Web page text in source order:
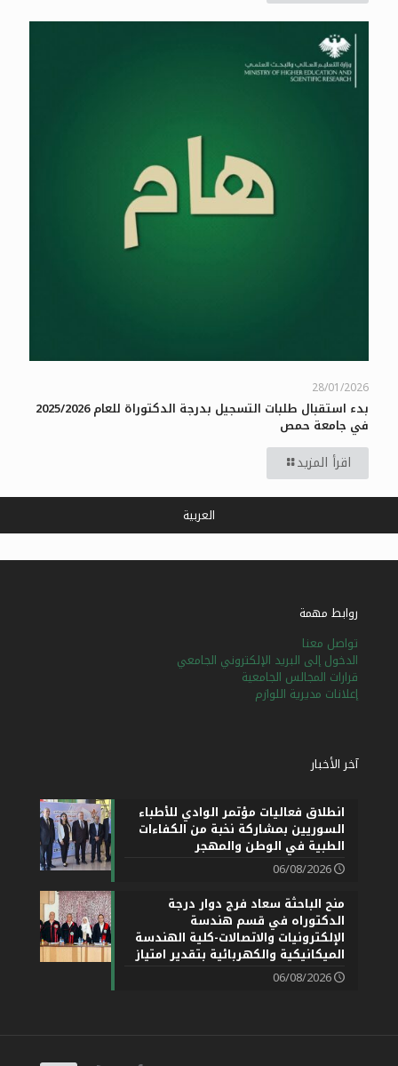
28/01/2026
بدء استقبال طلبات التسجيل بدرجة الدكتوراة للعام 2025/2026
في جامعة حمص
اقرأ المزيد
روابط مهمة
تواصل معنا
الدخول إلى البريد الإلكتروني الجامعي
قرارات المجالس الجامعية
إعلانات مديرية اللوازم
آخر الأخبار
انطلاق فعاليات مؤتمر الوادي للأطباء
السوريين بمشاركة نخبة من الكفاءات
الطبية في الوطن والمهجر
06/08/2026
منح الباحثة سعاد فرج دوار درجة
الدكتوراه في قسم هندسة
الإلكترونيات والاتصالات-كلية الهندسة
الميكانيكية والكهربائية بتقدير امتياز
06/08/2026
العربية